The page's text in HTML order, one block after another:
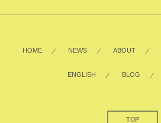
HOME NEWS ABOUT
ENGLISH BLOG
TOP